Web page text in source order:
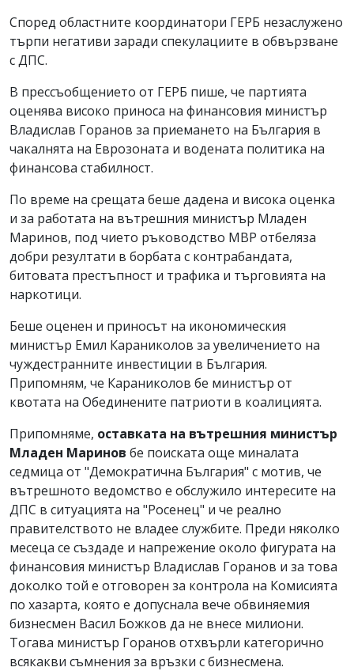
Според областните координатори ГЕРБ незаслужено
търпи негативи заради спекулациите в обвързване
с ДПС.
В прессъобщението от ГЕРБ пише, че партията
оценява високо приноса на финансовия министър
Владислав Горанов за приемането на България в
чакалнята на Еврозоната и водената политика на
финансова стабилност.
По време на срещата беше дадена и висока оценка
и за работата на вътрешния министър Младен
Маринов, под чието ръководство МВР отбеляза
добри резултати в борбата с контрабандата,
битовата престъпност и трафика и търговията на
наркотици.
Беше оценен и приносът на икономическия
министър Емил Караниколов за увеличението на
чуждестранните инвестиции в България.
Припомням, че Караниколов бе министър от
квотата на Обединените патриоти в коалицията.
Припомняме, оставката на вътрешния министър
Младен Маринов бе поиската още миналата
седмица от "Демократична България" с мотив, че
вътрешното ведомство е обслужило интересите на
ДПС в ситуацията на "Росенец" и че реално
правителството не владее службите. Преди няколко
месеца се създаде и напрежение около фигурата на
финансовия министър Владислав Горанов и за това
доколко той е отговорен за контрола на Комисията
по хазарта, която е допуснала вече обвиняемия
бизнесмен Васил Божков да не внесе милиони.
Тогава министър Горанов отхвърли категорично
всякакви съмнения за връзки с бизнесмена.